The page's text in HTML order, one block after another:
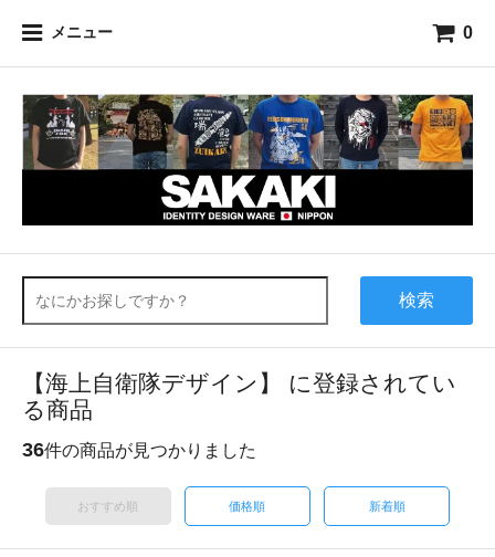
メニュー 0
検索
【海上自衛隊デザイン】 に登録されてい
る商品
36件の商品が見つかりました
おすすめ順 価格順 新着順